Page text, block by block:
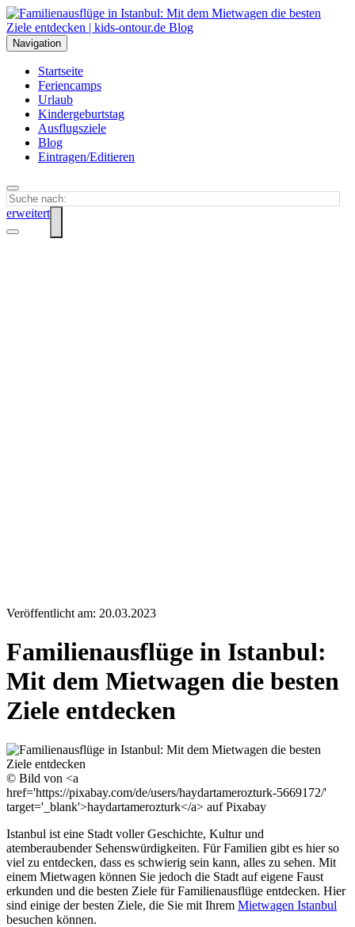
Navigation
Startseite
Feriencamps
Urlaub
Kindergeburtstag
Ausflugsziele
Blog
Eintragen/Editieren
erweitert
Veröffentlicht am: 20.03.2023
Familienausflüge in Istanbul:
Mit dem Mietwagen die besten
Ziele entdecken
© Bild von <a
href='https://pixabay.com/de/users/haydartamerozturk-5669172/'
target='_blank'>haydartamerozturk</a> auf Pixabay
Istanbul ist eine Stadt voller Geschichte, Kultur und
atemberaubender Sehenswürdigkeiten. Für Familien gibt es hier so
viel zu entdecken, dass es schwierig sein kann, alles zu sehen. Mit
einem Mietwagen können Sie jedoch die Stadt auf eigene Faust
erkunden und die besten Ziele für Familienausflüge entdecken. Hier
sind einige der besten Ziele, die Sie mit Ihrem Mietwagen Istanbul
besuchen können.